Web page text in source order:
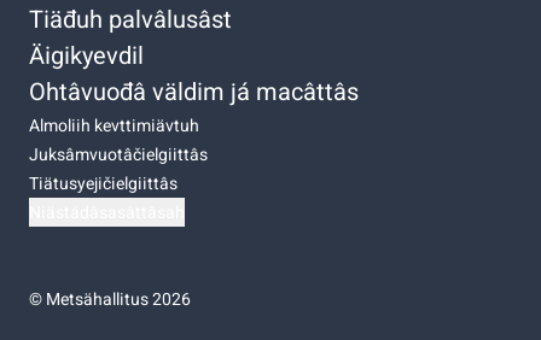
Tiäđuh palvâlusâst
Äigikyevdil
Ohtâvuođâ väldim já macâttâs
Almoliih kevttimiävtuh
Juksâmvuotâčielgiittâs
Tiätusyejičielgiittâs
©Metsähallitus 2026